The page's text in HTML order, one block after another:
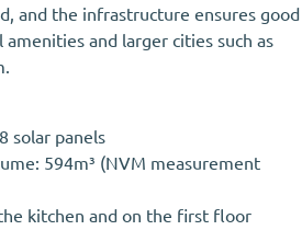
and the infrastructure ensures good
and larger cities such as
solar panels
594m³ (NVM measurement
kitchen and on the first floor